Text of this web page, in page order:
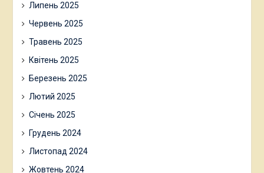
Липень 2025
Червень 2025
Травень 2025
Квітень 2025
Березень 2025
Лютий 2025
Січень 2025
Грудень 2024
Листопад 2024
Жовтень 2024